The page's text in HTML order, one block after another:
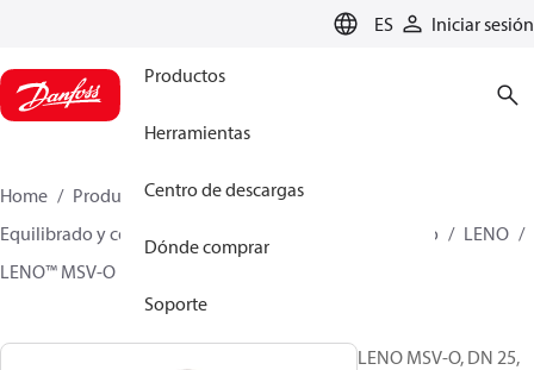
ES Iniciar sesión
Productos
Herramientas
Centro de descargas
Dónde comprar
Soporte
Home Productos
Climate Solutions for heating
Equilibrado y control hidrónicos
Equilibrado Estático
LENO
LENO™ MSV-O
LENO MSV-O, DN 25,